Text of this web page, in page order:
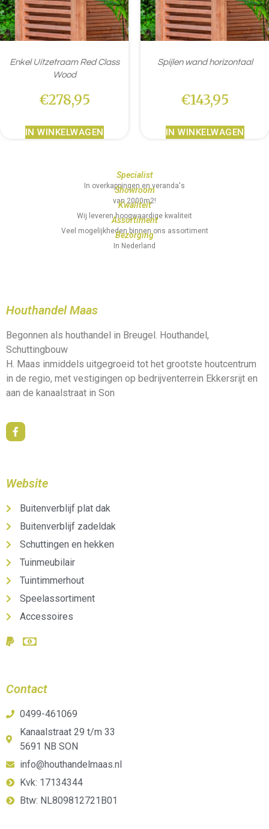
Enkel Uitzetraam Red Class
Wood
€278,95
IN WINKELWAGEN
Spijlen wand horizontaal
€143,95
IN WINKELWAGEN
Specialist
In overkappingen en veranda's
Showroom
van 2000m2!
Kwaliteit
Wij leveren hoogwaardige kwaliteit
Assortiment
Veel mogelijkheden binnen ons assortiment
Bezorging
In Nederland
Houthandel Maas
Begonnen als houthandel in Breugel. Houthandel,
Schuttingbouw
H. Maas inmiddels uitgegroeid tot het grootste houtcentrum
in de regio, met vestigingen op bedrijventerrein Ekkersrijt en
aan de kanaalstraat in Son
Website
Buitenverblijf plat dak
Buitenverblijf zadeldak
Schuttingen en hekken
Tuinmeubilair
Tuintimmerhout
Speelassortiment
Accessoires
Contact
0499-461069
Kanaalstraat 29 t/m 33
5691 NB SON
info@houthandelmaas.nl
Kvk: 17134344
Btw: NL809812721B01